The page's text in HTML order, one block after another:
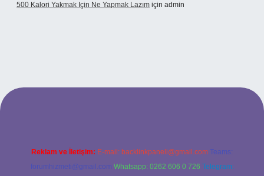
500 Kalori Yakmak Için Ne Yapmak Lazım için admin
Reklam ve İletişim: E-mail: backlinkpaneli@gmail.com Teams:
forumhizmeti@gmail.com Whatsapp: 0262 606 0 726 Telegram: